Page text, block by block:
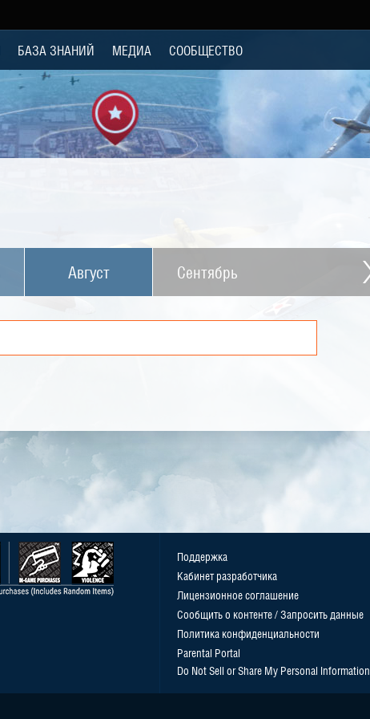
БАЗА ЗНАНИЙ МЕДИА СООБЩЕСТВО
Август Сентябрь
Поддержка
Кабинет разработчика
Лицензионное соглашение
Сообщить о контенте / Запросить данные
Политика конфиденциальности
Parental Portal
Do Not Sell or Share My Personal Information